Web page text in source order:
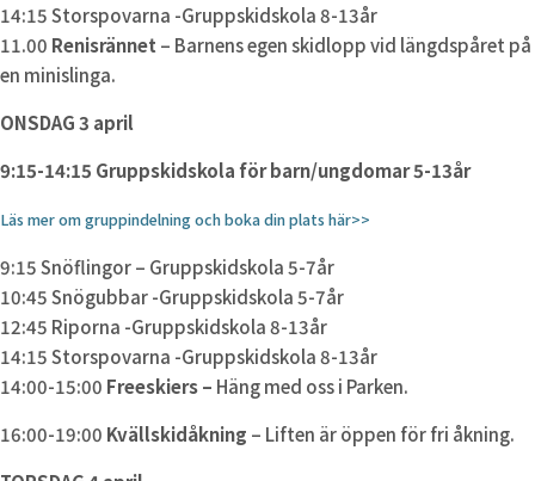
14:15 Storspovarna -Gruppskidskola 8-13år
11.00 Renisrännet – Barnens egen skidlopp vid längdspåret på
en minislinga.
ONSDAG 3 april
9:15-14:15 Gruppskidskola för barn/ungdomar 5-13år
Läs mer om gruppindelning och boka din plats här>>
9:15 Snöflingor – Gruppskidskola 5-7år
10:45 Snögubbar -Gruppskidskola 5-7år
12:45 Riporna -Gruppskidskola 8-13år
14:15 Storspovarna -Gruppskidskola 8-13år
14:00-15:00 Freeskiers – Häng med oss i Parken.
16:00-19:00 Kvällskidåkning – Liften är öppen för fri åkning.